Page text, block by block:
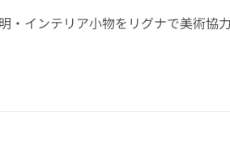
インテリア小物をリグナで美術協